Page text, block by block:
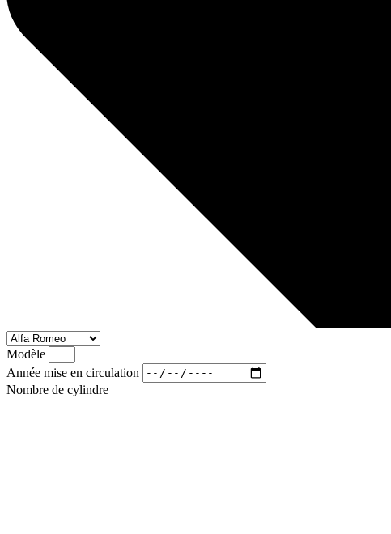
Modèle
Année mise en circulation
Nombre de cylindre